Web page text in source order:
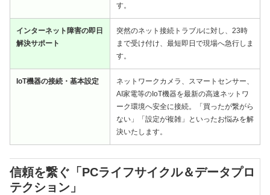
す。
インターネット障害の即日
解決サポート
突然のネット接続トラブルに対し、23時
まで受け付け、最短即日で現場へ急行しま
す。
IoT機器の接続・基本設定
ネットワークカメラ、スマートセンサー、
AI家電等のIoT機器を最新の高速ネットワ
ーク環境へ安全に接続。「買ったが繋がら
ない」「設定が複雑」といったお悩みを解
決いたします。
信頼を繋ぐ「PCライフサイクル＆データプロ
テクション」